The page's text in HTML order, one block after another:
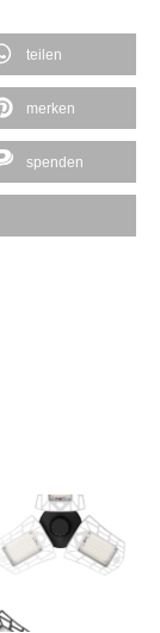
teilen
merken
spenden